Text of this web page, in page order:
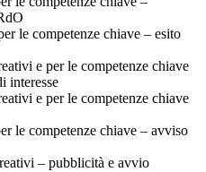
le competenze chiave – esito
e per le competenze chiave
interesse
e per le competenze chiave
le competenze chiave – avviso
– pubblicità e avvio